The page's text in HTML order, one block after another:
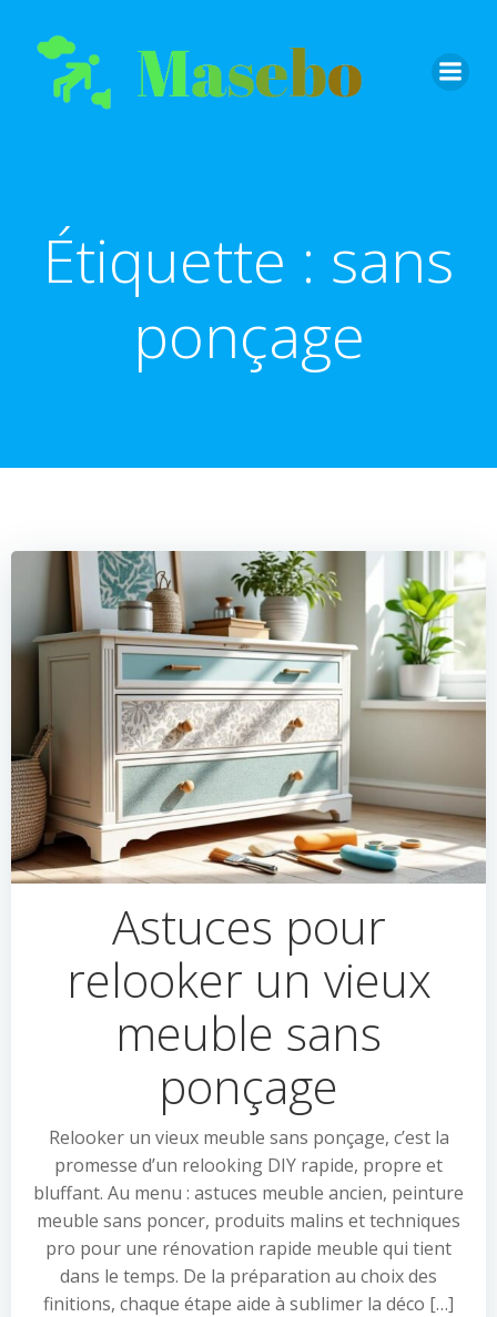
contenu
Étiquette : sans
ponçage
Astuces pour
relooker un vieux
meuble sans
ponçage
Relooker un vieux meuble sans ponçage, c’est la
promesse d’un relooking DIY rapide, propre et
bluffant. Au menu : astuces meuble ancien, peinture
meuble sans poncer, produits malins et techniques
pro pour une rénovation rapide meuble qui tient
dans le temps. De la préparation au choix des
finitions, chaque étape aide à sublimer la déco […]